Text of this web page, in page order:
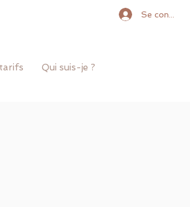
Se connecter
Qui suis-je ?